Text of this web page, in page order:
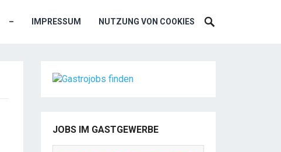
– IMPRESSUM NUTZUNG VON COOKIES
JOBS IM GASTGEWERBE